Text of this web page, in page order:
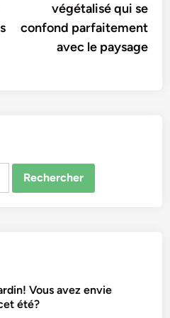
végétalisé qui se
confond parfaitement
avec le paysage
Vous avez envie
été?